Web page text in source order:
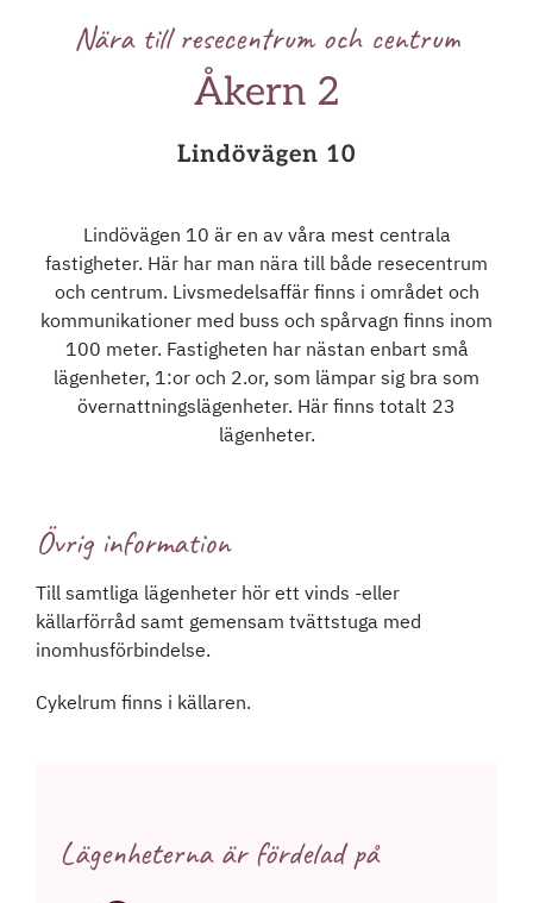
Nära till resecentrum och centrum
Åkern 2
Lindövägen 10
Lindövägen 10 är en av våra mest centrala
fastigheter. Här har man nära till både resecentrum
och centrum. Livsmedelsaffär finns i området och
kommunikationer med buss och spårvagn finns inom
100 meter. Fastigheten har nästan enbart små
lägenheter, 1:or och 2.or, som lämpar sig bra som
övernattningslägenheter. Här finns totalt 23
lägenheter.
Övrig information
Till samtliga lägenheter hör ett vinds -eller
källarförråd samt gemensam tvättstuga med
inomhusförbindelse.
Cykelrum finns i källaren.
Lägenheterna är fördelad på